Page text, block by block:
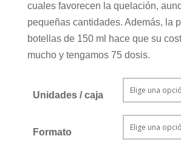
cuales favorecen la quelación,
pequeñas cantidades. Además, la
botellas de 150 ml hace que su
mucho y tengamos 75 dosis.
Unidades / caja
Formato